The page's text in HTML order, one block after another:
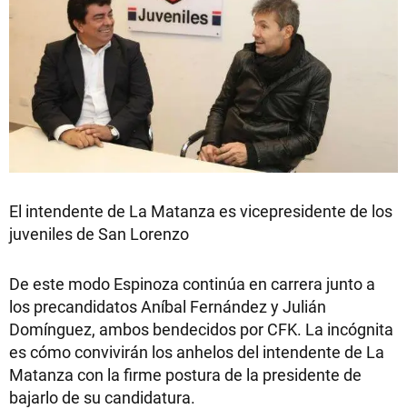
El intendente de La Matanza es vicepresidente de los
juveniles de San Lorenzo
De este modo Espinoza continúa en carrera junto a
los precandidatos Aníbal Fernández y Julián
Domínguez, ambos bendecidos por CFK. La incógnita
es cómo convivirán los anhelos del intendente de La
Matanza con la firme postura de la presidente de
bajarlo de su candidatura.